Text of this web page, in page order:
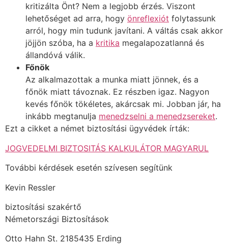
kritizálta Önt? Nem a legjobb érzés. Viszont
lehetőséget ad arra, hogy önreflexiót folytassunk
arról, hogy min tudunk javítani. A váltás csak akkor
jöjjön szóba, ha a kritika megalapozatlanná és
állandóvá válik.
Főnök
Az alkalmazottak a munka miatt jönnek, és a
főnök miatt távoznak. Ez részben igaz. Nagyon
kevés főnök tökéletes, akárcsak mi. Jobban jár, ha
inkább megtanulja menedzselni a menedzsereket.
Ezt a cikket a német biztosítási ügyvédek írták:
JOGVEDELMI BIZTOSITÁS KALKULÁTOR MAGYARUL
További kérdések esetén szívesen segítünk
Kevin Ressler
biztosítási szakértő
Németországi Biztosítások
Otto Hahn St. 2185435 Erding